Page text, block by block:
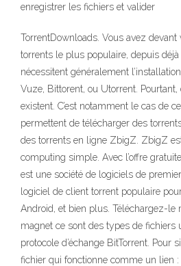
enregistrer les fichiers et valider
TorrentDownloads. Vous avez devant
torrents le plus populaire, depuis
nécessitent généralement
Vuze, Bittorent, ou Utorrent. Pourtant,
existent. C’est notamment le cas de
permettent de télécharger des
des torrents en ligne ZbigZ. ZbigZ
computing simple. Avec l’offre
est une société de logiciels de
logiciel de client torrent populaire
Android, et bien plus. Téléchargez-le
magnet ce sont des types de fichiers
protocole d’échange BitTorrent. Pour
fichier qui fonctionne comme un lien